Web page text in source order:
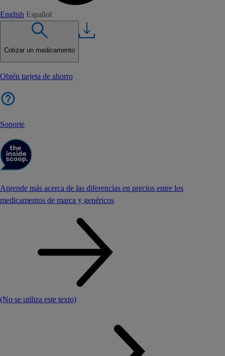
English Español
Cotizar un medicamento
Obtén tarjeta de ahorro
Soporte
Aprende más acerca de las diferencias en precios entre los
medicamentos de marca y genéricos
(No se utiliza este texto)